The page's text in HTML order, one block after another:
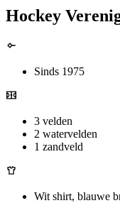
Hockey
Sinds 1975
3 velden
2 watervelden
1 zandveld
Wit shirt, blauwe